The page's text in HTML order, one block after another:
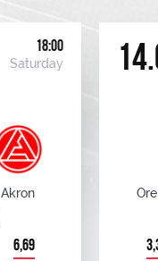
18:00
Saturday
Akron
6,69